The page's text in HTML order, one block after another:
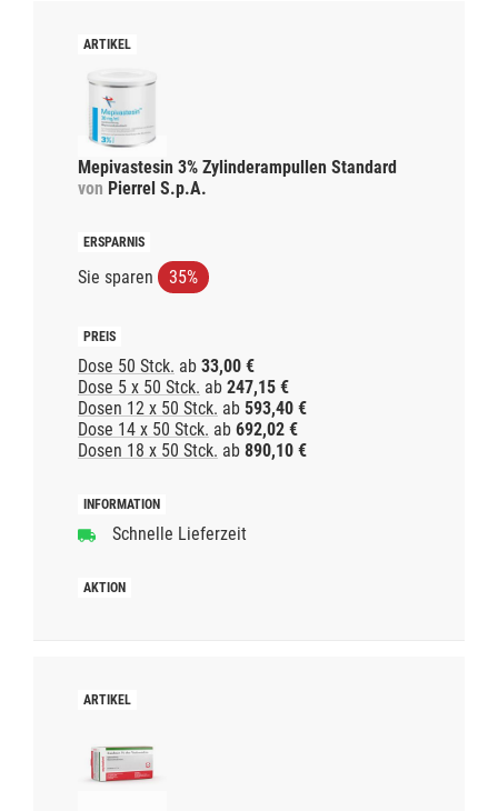
Mepivastesin 3% Zylinderampullen Standard
von Pierrel S.p.A.
Sie sparen 35%
Dose 50 Stck. ab 33,00 €
Dose 5 x 50 Stck. ab 247,15 €
Dosen 12 x 50 Stck. ab 593,40 €
Dose 14 x 50 Stck. ab 692,02 €
Dosen 18 x 50 Stck. ab 890,10 €
Schnelle Lieferzeit